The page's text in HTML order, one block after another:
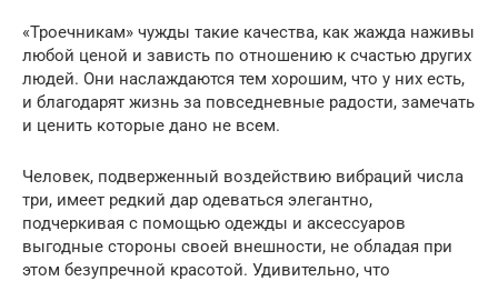
«Троечникам» чужды такие качества, как жажда наживы
любой ценой и зависть по отношению к счастью других
людей. Они наслаждаются тем хорошим, что у них есть,
и благодарят жизнь за повседневные радости, замечать
и ценить которые дано не всем.
Человек, подверженный воздействию вибраций числа
три, имеет редкий дар одеваться элегантно,
подчеркивая с помощью одежды и аксессуаров
выгодные стороны своей внешности, не обладая при
этом безупречной красотой. Удивительно, что